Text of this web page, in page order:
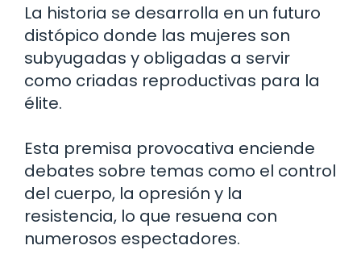
La historia se desarrolla en un futuro
distópico donde las mujeres son
subyugadas y obligadas a servir
como criadas reproductivas para la
élite.
Esta premisa provocativa enciende
debates sobre temas como el control
del cuerpo, la opresión y la
resistencia, lo que resuena con
numerosos espectadores.